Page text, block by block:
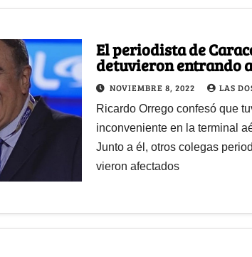
El periodista de
detuvieron entrando
un episodio de 'Alerta
NOVIEMBRE 8, 2022 LAS
Ricardo Orrego confesó que
inconveniente en la terminal
Junto a él, otros colegas
vieron afectados